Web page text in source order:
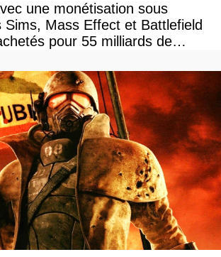
une monétisation sous
Mass Effect et Battlefield
pour 55 milliards de